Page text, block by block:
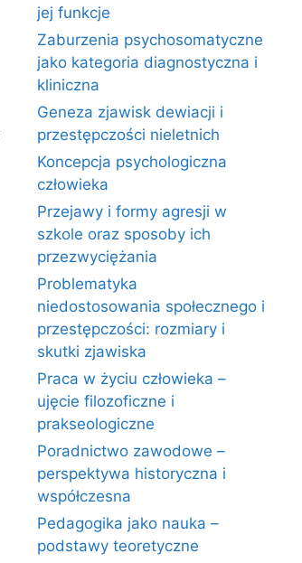
jej funkcje
Zaburzenia psychosomatyczne
jako kategoria diagnostyczna i
kliniczna
Geneza zjawisk dewiacji i
przestępczości nieletnich
Koncepcja psychologiczna
człowieka
Przejawy i formy agresji w
szkole oraz sposoby ich
przezwyciężania
Problematyka
niedostosowania społecznego i
przestępczości: rozmiary i
skutki zjawiska
Praca w życiu człowieka –
ujęcie filozoficzne i
prakseologiczne
Poradnictwo zawodowe –
perspektywa historyczna i
współczesna
Pedagogika jako nauka –
podstawy teoretyczne